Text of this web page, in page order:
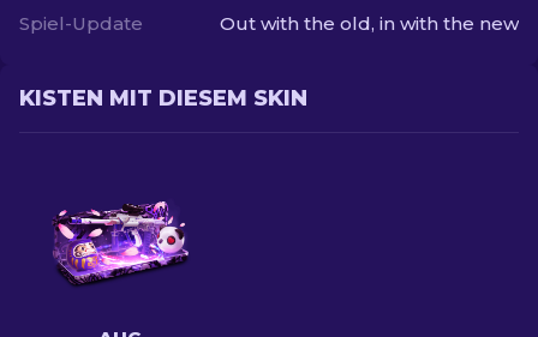
Spiel-Update Out with the old, in with the new
KISTEN MIT DIESEM SKIN